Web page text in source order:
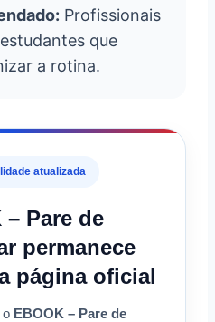
Profissionais
que
a rotina.
atualizada
– Pare de
permanece
página oficial
o EBOOK – Pare de